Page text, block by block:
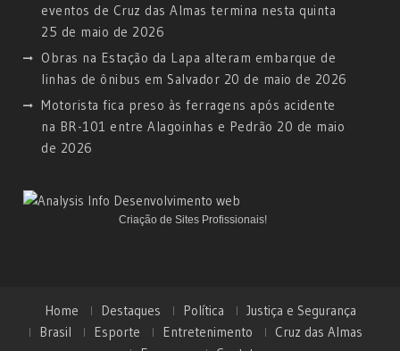
eventos de Cruz das Almas termina nesta quinta
25 de maio de 2026
Obras na Estação da Lapa alteram embarque de
linhas de ônibus em Salvador 20 de maio de 2026
Motorista fica preso às ferragens após acidente
na BR-101 entre Alagoinhas e Pedrão 20 de maio
de 2026
Criação de Sites Profissionais!
Home Destaques Política
Justiça e Segurança
Brasil
Esporte Entretenimento
Cruz das Almas